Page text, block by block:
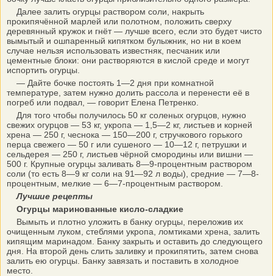
Далее залить огурцы раствором соли, накрыть
прокипячённой марлей или полотном, положить сверху
деревянный кружок и гнёт — лучше всего, если это будет чисто
вымытый и ошпаренный кипятком булыжник, но ни в коем
случае нельзя использовать известняк, песчаник или
цементные блоки: они растворяются в кислой среде и могут
испортить огурцы.
— Дайте бочке постоять 1—2 дня при комнатной
температуре, затем нужно долить рассола и перенести её в
погреб или подвал, — говорит Елена Петренко.
Для того чтобы получилось 50 кг соленых огурцов, нужно
свежих огурцов — 53 кг, укропа — 1,5—2 кг, листьев и корней
хрена — 250 г, чеснока — 150—200 г, стручкового горького
перца свежего — 50 г или сушеного — 10—12 г, петрушки и
сельдерея — 250 г, листьев чёрной смородины или вишни —
500 г. Крупные огурцы заливать 8—9-процентным раствором
соли (то есть 8—9 кг соли на 91—92 л воды), средние — 7—8-
процентным, мелкие — 6—7-процентным раствором.
Лучшие рецепты
Огурцы маринованные кисло-сладкие
Вымыть и плотно уложить в банку огурцы, переложив их
очищенным луком, стеблями укропа, ломтиками хрена, залить
кипящим маринадом. Банку закрыть и оставить до следующего
дня. На второй день слить заливку и прокипятить, затем снова
залить ею огурцы. Банку завязать и поставить в холодное
место.